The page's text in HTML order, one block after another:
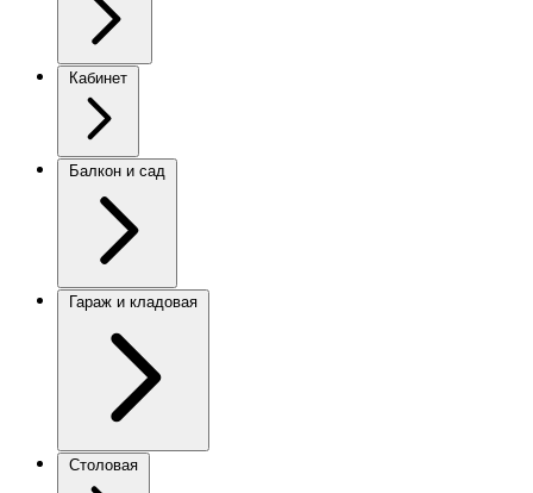
Кабинет
Балкон и сад
Гараж и кладовая
Столовая